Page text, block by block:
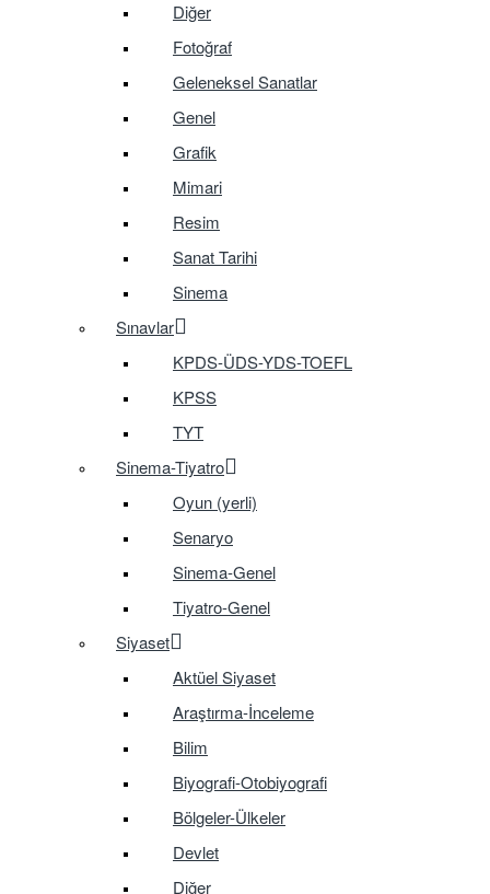
Diğer
Fotoğraf
Geleneksel Sanatlar
Genel
Grafik
Mimari
Resim
Sanat Tarihi
Sinema
Sınavlar
KPDS-ÜDS-YDS-TOEFL
KPSS
TYT
Sinema-Tiyatro
Oyun (yerli)
Senaryo
Sinema-Genel
Tiyatro-Genel
Siyaset
Aktüel Siyaset
Araştırma-İnceleme
Bilim
Biyografi-Otobiyografi
Bölgeler-Ülkeler
Devlet
Diğer